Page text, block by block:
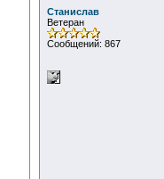
Станислав
Ветеран
Сообщений: 867